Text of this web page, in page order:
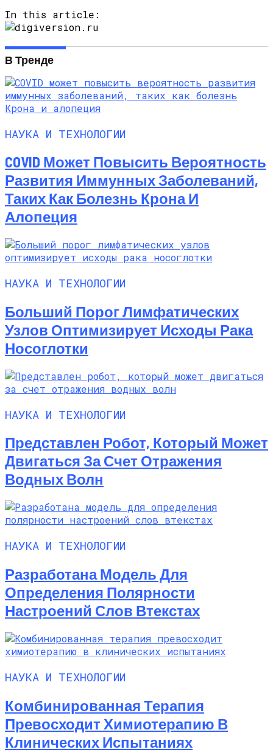
In this article:
В Тренде
НАУКА И ТЕХНОЛОГИИ
COVID Может Повысить Вероятность
Развития Иммунных Заболеваний,
Таких Как Болезнь Крона И
Алопеция
НАУКА И ТЕХНОЛОГИИ
Больший Порог Лимфатических
Узлов Оптимизирует Исходы Рака
Носоглотки
НАУКА И ТЕХНОЛОГИИ
Представлен Робот, Который Может
Двигаться За Счет Отражения
Водных Волн
НАУКА И ТЕХНОЛОГИИ
Разработана Модель Для
Определения Полярности
Настроений Слов Втекстах
НАУКА И ТЕХНОЛОГИИ
Комбинированная Терапия
Превосходит Химиотерапию В
Клинических Испытаниях